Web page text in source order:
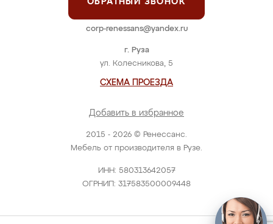
2015 - 2026 © Ренессанс.
Мебель от производителя в Рузе.
ИНН: 580313642057
ОГРНИП: 317583500009448
г. Руза
ул. Колесникова, 5
СХЕМА ПРОЕЗДА
Добавить в избранное
ОБРАТНЫЙ ЗВОНОК
corp-renessans@yandex.ru